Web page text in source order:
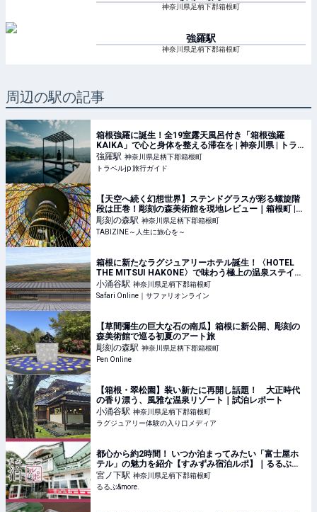
神奈川県足柄下郡箱根町
強羅駅
神奈川県足柄下郡箱根町
周辺の駅の記事
箱根強羅に誕生！全19室露天風呂付き「箱根強羅
KAIKA」で心と身体を整える滞在を | 神奈川県 | トラベ
ルjp 旅行ガイド
強羅駅 神奈川県足柄下郡箱根町
トラベルjp 旅行ガイド
【天空へ続く幻想世界】ステンドグラスが彩る螺旋階
段は圧巻！彫刻の森美術館を現地レビュー｜箱根町 |
TABIZINE～人生に旅心を～
彫刻の森駅 神奈川県足柄下郡箱根町
TABIZINE～人生に旅心を～
箱根に新たなラグジュアリーホテル誕生！〈HOTEL
THE MITSUI HAKONE〉で味わう極上の温泉ステイと
は？ | Stay&Travel | Safari Online
小涌谷駅 神奈川県足柄下郡箱根町
Safari Online｜サファリオンライン
【草間彌生の巨大な石の南瓜】箱根に新公開、彫刻の
森美術館で巡る初夏のアート旅
彫刻の森駅 神奈川県足柄下郡箱根町
Pen Online
【箱根・翠松園】装い新たに再開し話題！ 大正時代
の香り漂う、風雅な温泉リゾート｜試泊レポート
小涌谷駅 神奈川県足柄下郡箱根町
ラグジュアリー体験の入り口メディア
都心から約2時間！ いつか泊まってみたい「富士屋ホ
テル」の魅力を紹介【すみずみ宿泊ルポ】｜るるぶ
&more.
宮ノ下駅 神奈川県足柄下郡箱根町
るるぶ&more.